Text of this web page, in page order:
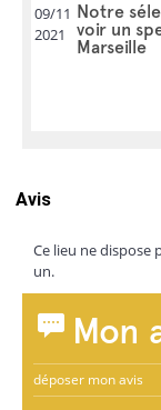
09/11
2021
Notre
voir un
Marseille
Avis
Ce lieu ne dispose
un.
Mon
déposer mon avis